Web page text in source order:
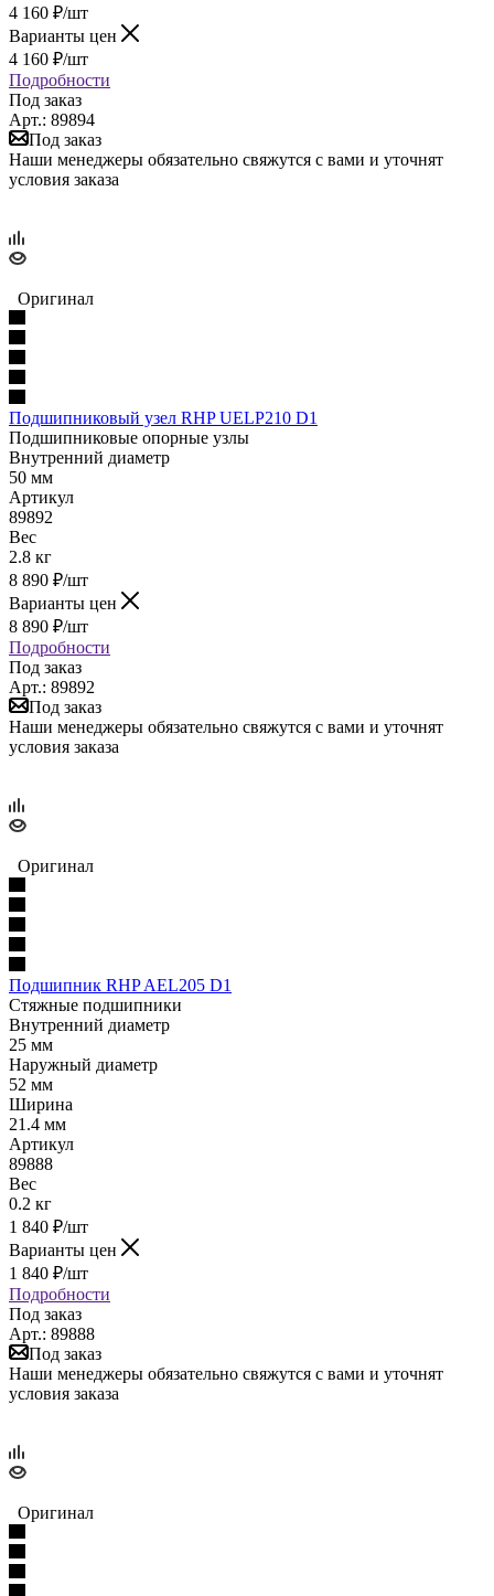
4 160 ₽/шт
Варианты цен
4 160 ₽/шт
Подробности
Под заказ
Арт.: 89894
Под заказ
Наши менеджеры обязательно свяжутся с вами и уточнят
условия заказа
Оригинал
Подшипниковый узел RHP UELP210 D1
Подшипниковые опорные узлы
Внутренний диаметр
50 мм
Артикул
89892
Вес
2.8 кг
8 890 ₽/шт
Варианты цен
8 890 ₽/шт
Подробности
Под заказ
Арт.: 89892
Под заказ
Наши менеджеры обязательно свяжутся с вами и уточнят
условия заказа
Оригинал
Подшипник RHP AEL205 D1
Стяжные подшипники
Внутренний диаметр
25 мм
Наружный диаметр
52 мм
Ширина
21.4 мм
Артикул
89888
Вес
0.2 кг
1 840 ₽/шт
Варианты цен
1 840 ₽/шт
Подробности
Под заказ
Арт.: 89888
Под заказ
Наши менеджеры обязательно свяжутся с вами и уточнят
условия заказа
Оригинал